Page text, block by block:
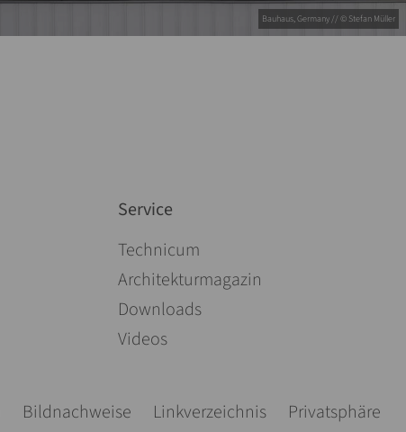
Bauhaus, Germany // © Stefan Müller
Service
Navigation überspringen
Technicum
Architekturmagazin
Downloads
Videos
Bildnachweise Linkverzeichnis Privatsphäre